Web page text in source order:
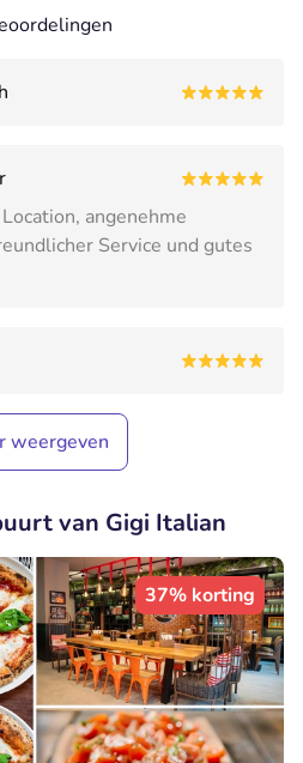
angenehme
Service und gutes
weergeven
van Gigi Italian
37% korting